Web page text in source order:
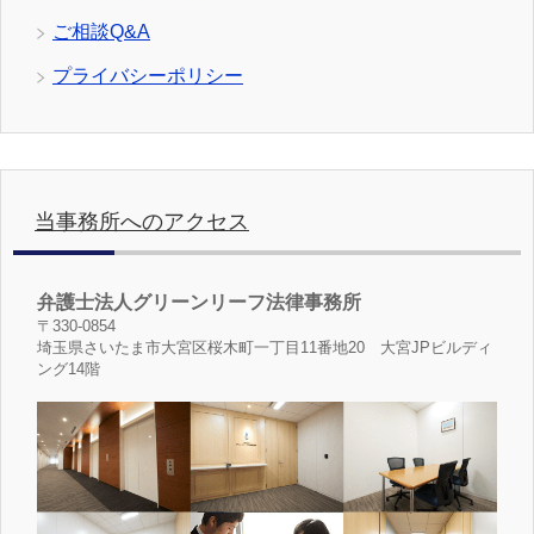
ご相談Q&A
プライバシーポリシー
当事務所へのアクセス
弁護士法人グリーンリーフ法律事務所
〒330-0854
埼玉県さいたま市大宮区桜木町一丁目11番地20 大宮JPビルディ
ング14階